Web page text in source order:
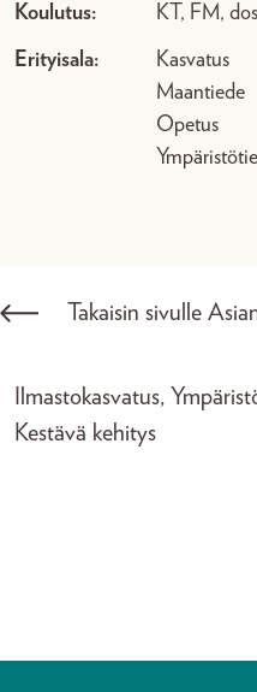
Koulutus: KT, FM,
Erityisala:
Kasvatus
Maantiede
Opetus
Takaisin sivulle
Ilmastokasvatus,
Kestävä kehitys